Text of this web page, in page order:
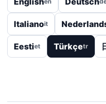
Italianoit
Eestiet Türkçetr